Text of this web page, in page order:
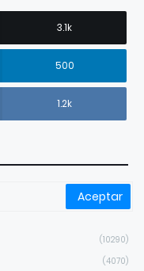
3.1k
500
1.2k
(10290)
(4070)